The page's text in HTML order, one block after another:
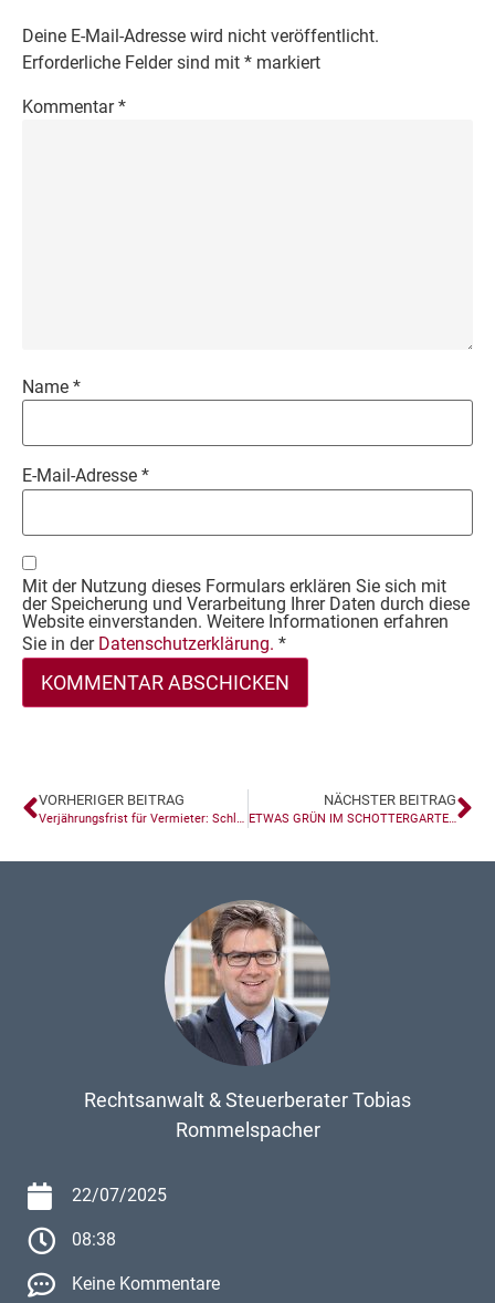
Deine E-Mail-Adresse wird nicht veröffentlicht.
Erforderliche Felder sind mit * markiert
Kommentar*
Name *
E-Mail-Adresse *
Mit der Nutzung dieses Formulars erklären Sie sich mit
der Speicherung und Verarbeitung Ihrer Daten durch diese
Website einverstanden. Weitere Informationen erfahren
Sie in der Datenschutzerklärung. *
VORHERIGER BEITRAG
Verjährungsfrist für Vermieter: Schlüsselerhalt auch vor Beendigung des Mietverhältnisses maßgeblich!
NÄCHSTER BEITRAG
ETWAS GRÜN IM SCHOTTERGARTEN MACHT NOCH KEINE GRÜNFLÄCHE AUS
Rechtsanwalt & Steuerberater Tobias
Rommelspacher
22/07/2025
08:38
Keine Kommentare